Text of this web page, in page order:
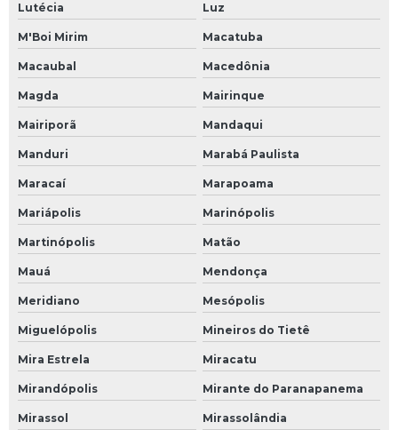
Lutécia Luz
M'Boi Mirim Macatuba
Macaubal Macedônia
Magda Mairinque
Mairiporã Mandaqui
Manduri Marabá Paulista
Maracaí Marapoama
Mariápolis Marinópolis
Martinópolis Matão
Mauá Mendonça
Meridiano Mesópolis
Miguelópolis Mineiros do Tietê
Mira Estrela Miracatu
Mirandópolis Mirante do Paranapanema
Mirassol Mirassolândia